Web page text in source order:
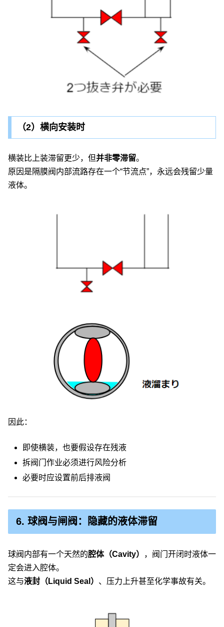
（2）横向安装时
横装比上装滞留更少，但并非零滞留。
原因是隔膜阀内部流路存在一个“节流点”，永远会残留少量
液体。
因此：
即使横装，也要假设存在残液
拆阀门作业必须进行风险分析
必要时应设置前后排液阀
6. 球阀与闸阀：隐藏的液体滞留
球阀内部有一个天然的腔体（Cavity）
，阀门开闭时液体一
定会进入腔体。
这与液封（Liquid Seal） 、压力上升甚至化学事故有关。